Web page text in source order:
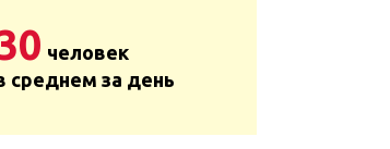
человек
среднем за день